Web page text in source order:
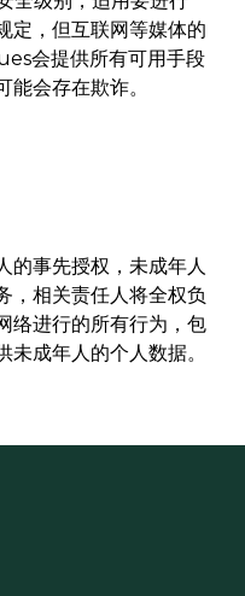
定，但互联网等媒体的
会提供所有可用手段
会存在欺诈。
的事先授权，未成年人
，相关责任人将全权负
络进行的所有行为，包
成年人的个人数据。